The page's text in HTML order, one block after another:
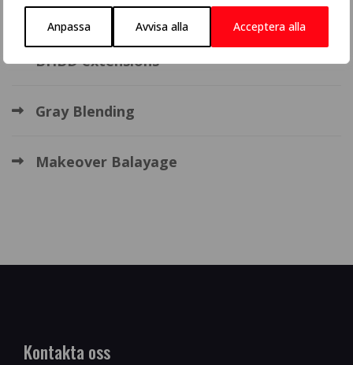
Anpassa Avvisa alla Acceptera alla
Balayage
BHBD extensions
Gray Blending
Makeover Balayage
Kontakta oss